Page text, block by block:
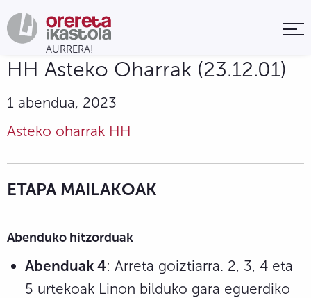
HH Asteko Oharrak (23.12.01)
1 abendua, 2023
Asteko oharrak HH
ETAPA MAILAKOAK
Abenduko hitzorduak
Abenduak 4: Arreta goiztiarra. 2, 3, 4 eta
5 urtekoak Linon bilduko gara eguerdiko